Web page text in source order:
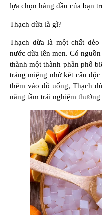
lựa chọn hàng đầu của bạn
Thạch dừa là gì?
Thạch dừa là một chất
nước dừa lên men. Có
thành một thành phần phổ
tráng miệng nhờ kết cấu
thêm vào đồ uống, Thạch
nâng tầm trải nghiệm thưởng